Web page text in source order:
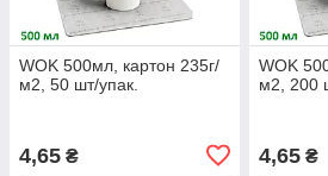
WOK 500мл, картон 235г/
м2, 50 шт/упак.
4,65 ₴
WOK
м2, 200
4,65₴